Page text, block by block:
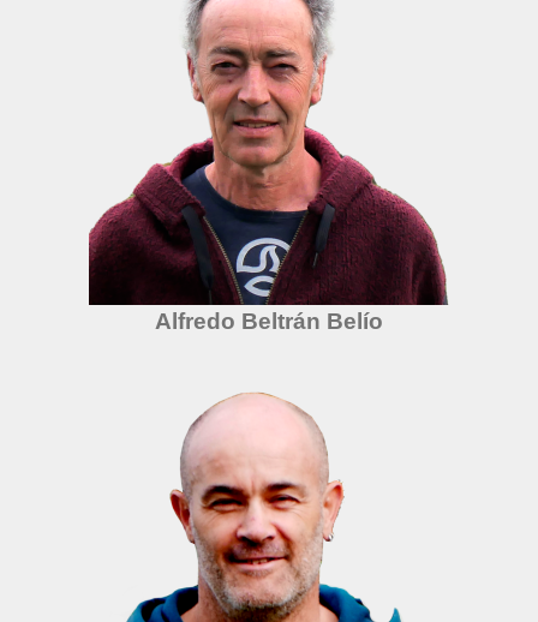
Alfredo Beltrán Belío